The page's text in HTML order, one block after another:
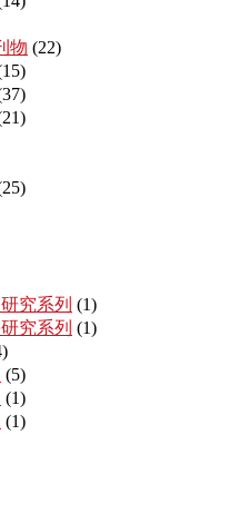
物 (22)
究系列 (1)
究系列 (1)
(5)
(1)
(1)